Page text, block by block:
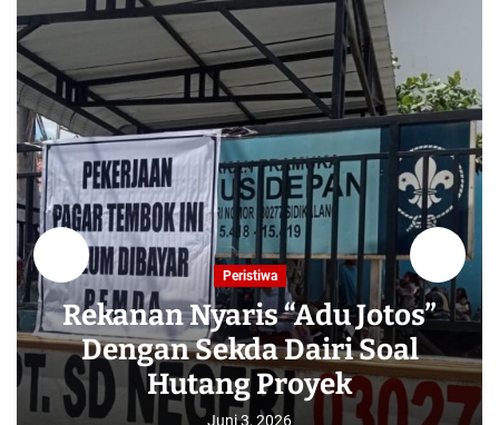
Peristiwa
Rekanan Nyaris “Adu Jotos”
Dengan Sekda Dairi Soal
Hutang Proyek
Juni 3, 2026